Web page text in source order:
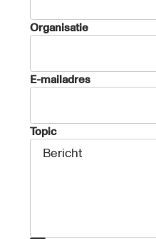
Organisatie
E-mailadres
Topic